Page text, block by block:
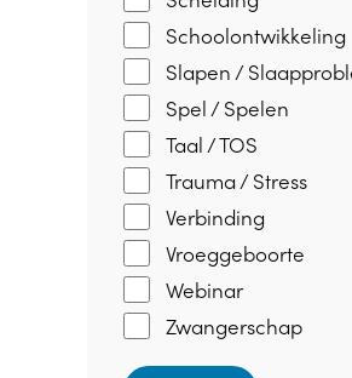
Schoolontwikkeling
Slapen /
Spel / Spelen
Taal / TOS
Trauma / Stress
Verbinding
Vroeggeboorte
Webinar
Zwangerschap